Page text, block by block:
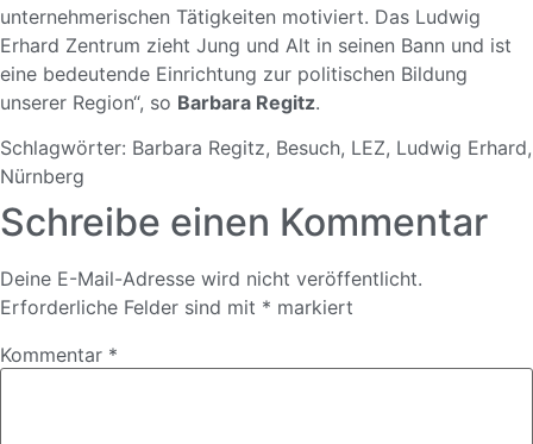
unternehmerischen Tätigkeiten motiviert. Das Ludwig
Erhard Zentrum zieht Jung und Alt in seinen Bann und ist
eine bedeutende Einrichtung zur politischen Bildung
unserer Region“, so Barbara Regitz.
Schlagwörter: Barbara Regitz, Besuch, LEZ, Ludwig Erhard,
Nürnberg
Schreibe einen Kommentar
Deine E-Mail-Adresse wird nicht veröffentlicht.
Erforderliche Felder sind mit * markiert
Kommentar *